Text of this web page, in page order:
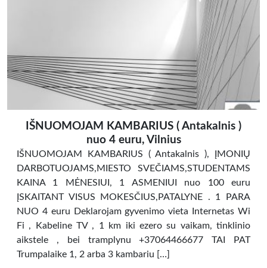
IŠNUOMOJAM KAMBARIUS ( Antakalnis )
nuo 4 euru, Vilnius
IŠNUOMOJAM KAMBARIUS ( Antakalnis ), ĮMONIŲ
DARBOTUOJAMS,MIESTO SVEČIAMS,STUDENTAMS
KAINA 1 MĖNESIUI, 1 ASMENIUI nuo 100 euru
ĮSKAITANT VISUS MOKESČIUS,PATALYNE . 1 PARA
NUO 4 euru Deklarojam gyvenimo vieta Internetas Wi
Fi , Kabeline TV , 1 km iki ezero su vaikam, tinklinio
aikstele , bei tramplynu +37064466677 TAI PAT
Trumpalaike 1, 2 arba 3 kambariu […]